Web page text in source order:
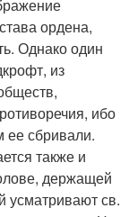
ордена,
Однако один
из
ибо
сбривали.
также и
держащей
усматривают св.